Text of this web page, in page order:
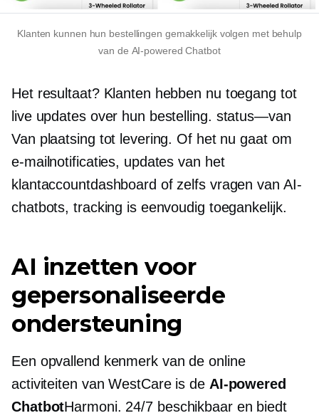
Klanten kunnen hun bestellingen gemakkelijk volgen met behulp
van de AI-powered Chatbot
Het resultaat? Klanten hebben nu toegang tot
live updates over hun bestelling. status—van
Van plaatsing tot levering. Of het nu gaat om
e-mailnotificaties, updates van het
klantaccountdashboard of zelfs vragen van AI-
chatbots, tracking is eenvoudig toegankelijk.
AI inzetten voor
gepersonaliseerde
ondersteuning
Een opvallend kenmerk van de online
activiteiten van WestCare is de AI-powered
ChatbotHarmoni. 24/7 beschikbaar en biedt